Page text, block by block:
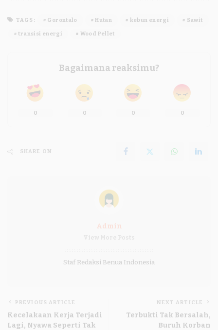
TAGS: Gorontalo Hutan kebun energi Sawit
transisi energi Wood Pellet
Bagaimana reaksimu?
0 0 0 0
SHARE ON
Admin
Staf Redaksi Benua Indonesia
PREVIOUS ARTICLE
Kecelakaan Kerja Terjadi
Lagi, Nyawa Seperti Tak
NEXT ARTICLE
Terbukti Tak Bersalah,
Buruh Korban